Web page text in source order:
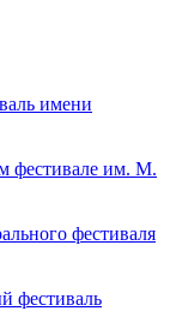
имени
фестивале им. М.
фестиваля
фестиваль